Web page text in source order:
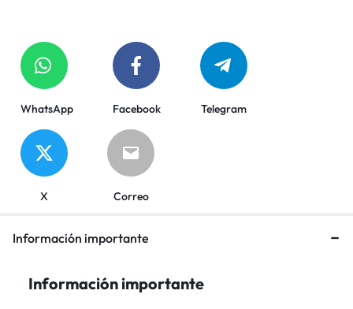
WhatsApp Facebook Telegram
X Correo
Información importante
Información importante